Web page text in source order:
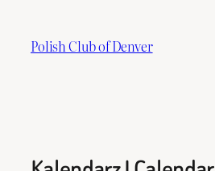
content
Polish Club of Denver